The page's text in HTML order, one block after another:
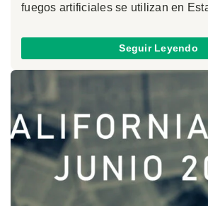
fuegos artificiales se utilizan en
Seguir Leyendo